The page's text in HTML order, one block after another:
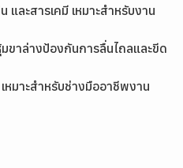
ละสารเคมี เหมาะสำหรับงาน
ขาล่างป้องกันการลื่นไถลและขีด
มาะสำหรับช่างมืออาชีพงาน